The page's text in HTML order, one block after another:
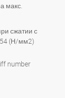
макс.
сжатии с
(Н/мм2)
number